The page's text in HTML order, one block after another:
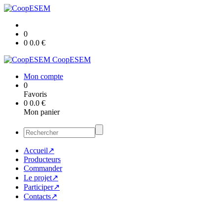
0
0 0.0 €
CoopESEM
Mon compte
0
Favoris
0 0.0 €
Mon panier
Accueil↗
Producteurs
Commander
Le projet↗
Participer↗
Contacts↗